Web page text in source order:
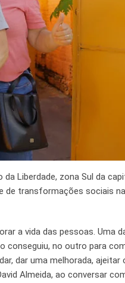
Liberdade, zona Sul da
de transformações sociais
a vida das pessoas. Uma
conseguiu, no outro para
dar uma melhorada,
Almeida, ao conversar